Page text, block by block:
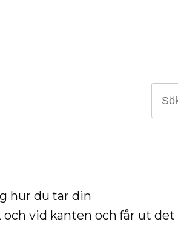
hur du tar din
vid kanten och får ut det